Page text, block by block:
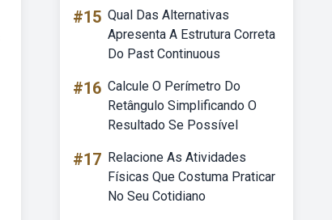
#15 Qual Das Alternativas
Apresenta A Estrutura Correta
Do Past Continuous
#16 Calcule O Perímetro Do
Retângulo Simplificando O
Resultado Se Possível
#17 Relacione As Atividades
Físicas Que Costuma Praticar
No Seu Cotidiano